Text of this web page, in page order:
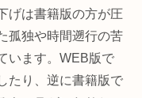
げは書籍版の方が圧
孤独や時間遡行の苦
います。WEB版で
たり、逆に書籍版で